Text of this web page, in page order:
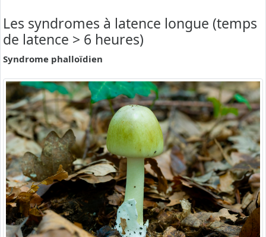
Les syndromes à latence longue (temps
de latence > 6 heures)
Syndrome phalloïdien